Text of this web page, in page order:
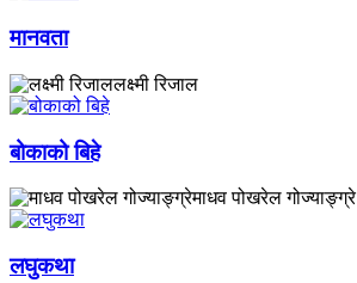
मानवता
लक्ष्मी रिजाल
बोकाको बिहे
माधव पोखरेल गोज्याङ्ग्रे
लघुकथा